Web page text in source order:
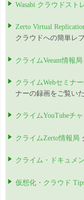
Wasabi クラウドスト
Zerto Virtual
クラウドへの簡単レ
クライムVeeam情報局
クライムWebセミナ
ナーの録画をご覧い
クライムYouTubeチ
クライムZerto情報局
クライム・ドキュメ
仮想化・クラウド